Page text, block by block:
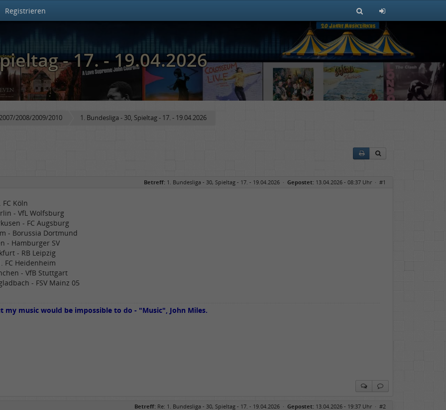
Registrieren
- 17. - 19.04.2026
2008/2009/2010 1. Bundesliga - 30, Spieltag - 17. - 19.04.2026
Betreff: 1. Bundesliga - 30, Spieltag - 17. - 19.04.2026 · Gepostet: 13.04.2026 - 08:37 Uhr · #1
FC Köln
- VfL Wolfsburg
- FC Augsburg
- Borussia Dortmund
- Hamburger SV
- RB Leipzig
FC Heidenheim
- VfB Stuttgart
- FSV Mainz 05
my music would be impossible to do - "Music", John Miles.
Betreff: Re: 1. Bundesliga - 30, Spieltag - 17. - 19.04.2026 · Gepostet: 13.04.2026 - 19:37 Uhr · #2